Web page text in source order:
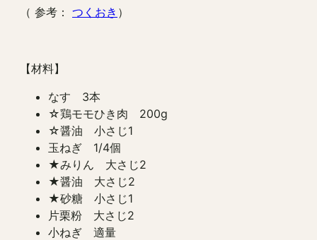
（ 参考： つくおき ）
【材料】
なす 3本
☆鶏モモひき肉 200g
☆醤油 小さじ1
玉ねぎ 1/4個
★みりん 大さじ2
★醤油 大さじ2
★砂糖 小さじ1
片栗粉 大さじ2
小ねぎ 適量